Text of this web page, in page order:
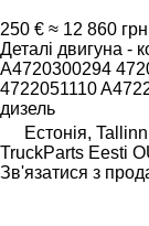
250 € ≈ 12 860 грн
Деталі двигуна -
A4720300294
4722051110
дизель
Естонія, Tallinn
TruckParts Eesti
Зв'язатися з